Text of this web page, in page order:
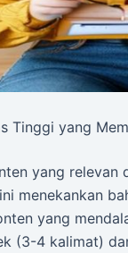
Tinggi yang
yang relevan
ini menekankan
yang
(3-4 kalimat)